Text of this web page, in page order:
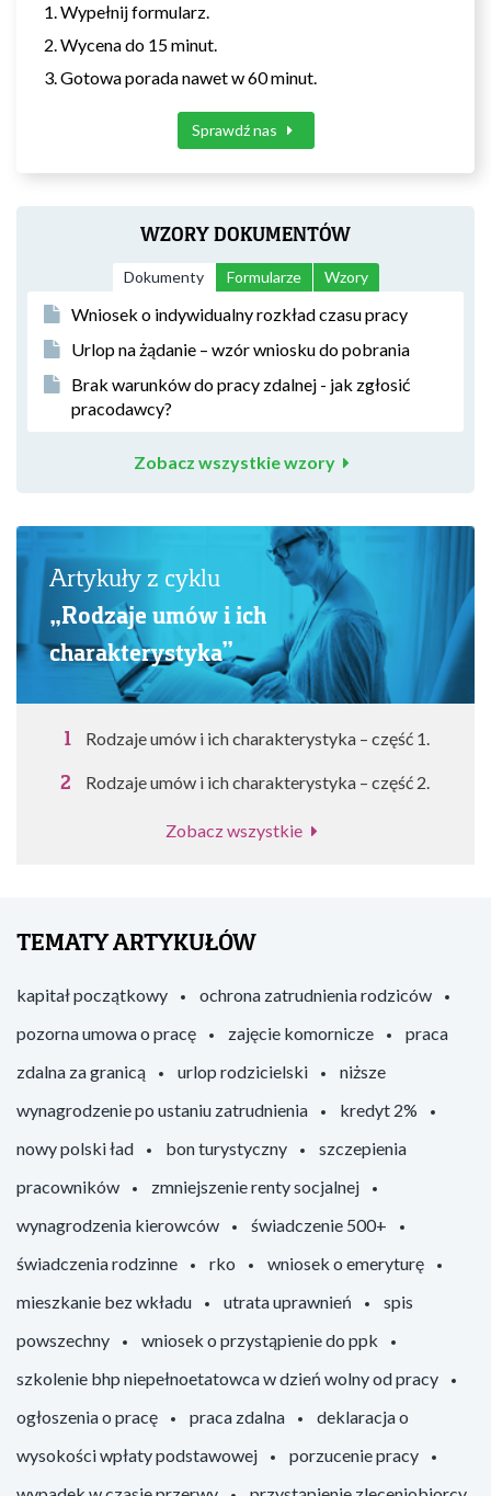
Wypełnij formularz.
Wycena do 15 minut.
Gotowa porada nawet w 60 minut.
Sprawdź nas
WZORY DOKUMENTÓW
Dokumenty Formularze Wzory
Wniosek o indywidualny rozkład czasu pracy
Urlop na żądanie – wzór wniosku do pobrania
Brak warunków do pracy zdalnej - jak zgłosić
pracodawcy?
Zobacz wszystkie wzory
Artykuły z cyklu
„Rodzaje umów i ich
charakterystyka”
Rodzaje umów i ich charakterystyka – część 1.
Rodzaje umów i ich charakterystyka – część 2.
Zobacz wszystkie
TEMATY ARTYKUŁÓW
kapitał początkowy
ochrona zatrudnienia rodziców
pozorna umowa o pracę
zajęcie komornicze
praca
zdalna za granicą
urlop rodzicielski
niższe
wynagrodzenie po ustaniu zatrudnienia
kredyt 2%
nowy polski ład
bon turystyczny
szczepienia
pracowników
zmniejszenie renty socjalnej
wynagrodzenia kierowców
świadczenie 500+
świadczenia rodzinne
rko
wniosek o emeryturę
mieszkanie bez wkładu
utrata uprawnień
spis
powszechny
wniosek o przystąpienie do ppk
szkolenie bhp niepełnoetatowca w dzień wolny od pracy
ogłoszenia o pracę
praca zdalna
deklaracja o
wysokości wpłaty podstawowej
porzucenie pracy